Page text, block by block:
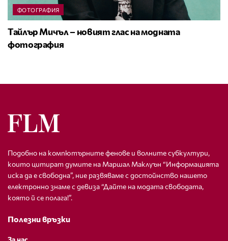
ФОТОГРАФИЯ
Тайлър Мичъл – новият глас на модната
фотография
Подобно на компютърните фенове и волните субкултури,
които цитират думите на Маршал Маклуън “Информацията
иска да е свободна”, ние развяваме с достойнство нашето
електронно знаме с девиза “Дайте на модата свободата,
която й се полага!”.
Полезни връзки
За нас